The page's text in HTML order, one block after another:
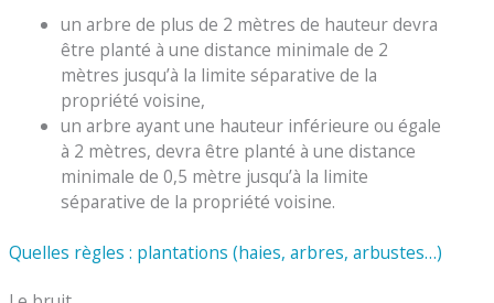
un arbre de plus de 2 mètres de hauteur devra
être planté à une distance minimale de 2
mètres jusqu’à la limite séparative de la
propriété voisine,
un arbre ayant une hauteur inférieure ou égale
à 2 mètres, devra être planté à une distance
minimale de 0,5 mètre jusqu’à la limite
séparative de la propriété voisine.
Quelles règles : plantations (haies, arbres, arbustes…)